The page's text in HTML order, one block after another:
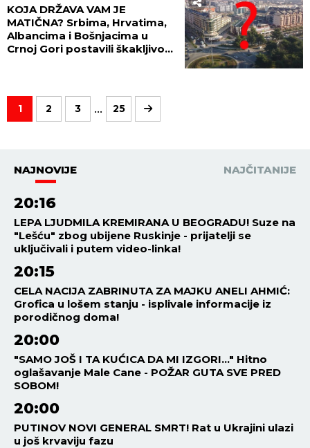
KOJA DRŽAVA VAM JE
MATIČNA? Srbima, Hrvatima,
Albancima i Bošnjacima u
Crnoj Gori postavili škakljivo
1 2 3 ... 25
NAJNOVIJE NAJČITANIJE
20:16
LEPA LJUDMILA KREMIRANA U BEOGRADU! Suze na
"Lešću" zbog ubijene Ruskinje - prijatelji se
uključivali i putem video-linka!
20:15
CELA NACIJA ZABRINUTA ZA MAJKU ANELI AHMIĆ:
Grofica u lošem stanju - isplivale informacije iz
porodičnog doma!
20:00
"SAMO JOŠ I TA KUĆICA DA MI IZGORI..." Hitno
oglašavanje Male Cane - POŽAR GUTA SVE PRED
SOBOM!
20:00
PUTINOV NOVI GENERAL SMRT! Rat u Ukrajini ulazi
u još krvaviju fazu